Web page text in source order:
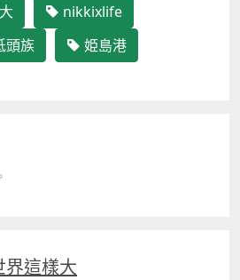
nikkixlife
頭族 姫島港
界這樣大